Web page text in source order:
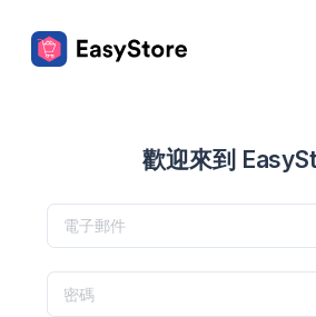
歡迎來到